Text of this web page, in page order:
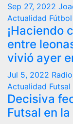
Sep 27, 2022
Actualidad
¡Haciendo
entre
vivió ayer
Jul 5, 2022
Actualidad Futsal
Decisiva
Futsal en